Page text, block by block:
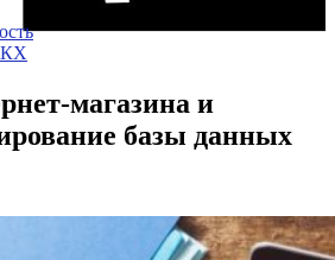
магазина и
базы данных